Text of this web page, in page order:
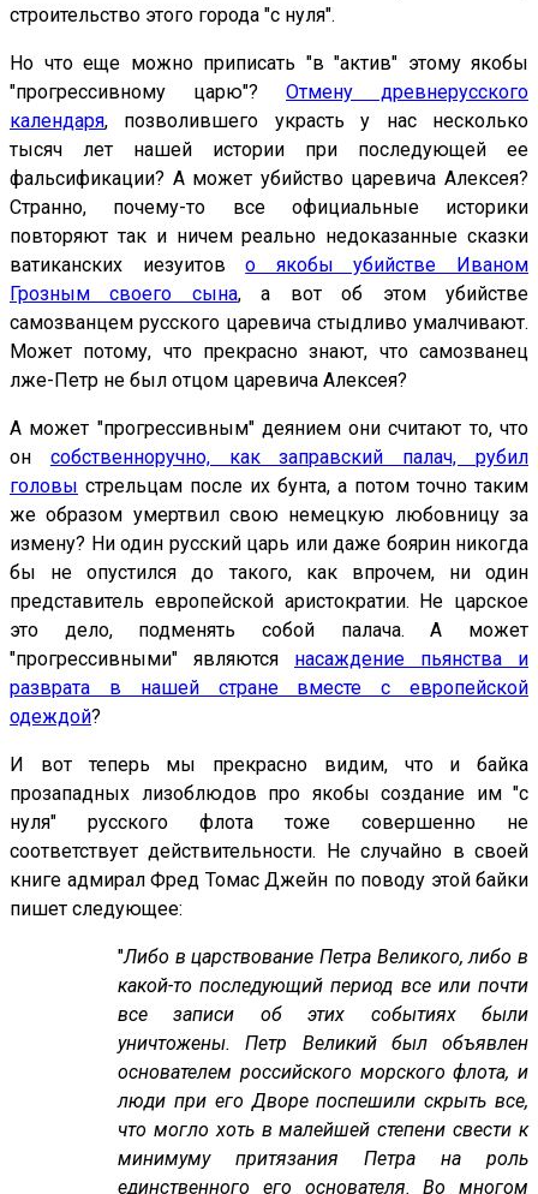
строительство этого города "с нуля".
Но что еще можно приписать "в "актив" этому якобы
"прогрессивному царю"? Отмену древнерусского
календаря, позволившего украсть у нас несколько
тысяч лет нашей истории при последующей ее
фальсификации? А может убийство царевича Алексея?
Странно, почему-то все официальные историки
повторяют так и ничем реально недоказанные сказки
ватиканских иезуитово якобы убийстве Иваном
Грозным своего сына, а вот об этом убийстве
самозванцем русского царевича стыдливо умалчивают.
Может потому, что прекрасно знают, что самозванец
лже-Петр не был отцом царевича Алексея?
А может "прогрессивным" деянием они считают то, что
он собственноручно, как заправский палач, рубил
головы стрельцам после их бунта, а потом точно таким
же образом умертвил свою немецкую любовницу за
измену? Ни один русский царь или даже боярин никогда
бы не опустился до такого, как впрочем, ни один
представитель европейской аристократии. Не царское
это дело, подменять собой палача. А может
"прогрессивными" являются насаждение пьянства и
разврата в нашей стране вместе с европейской
одеждой?
И вот теперь мы прекрасно видим, что и байка
прозападных лизоблюдов про якобы создание им "с
нуля" русского флота тоже совершенно не
соответствует действительности. Не случайно в своей
книге адмирал Фред Томас Джейн по поводу этой байки
пишет следующее:
"Либо в царствование Петра Великого, либо в
какой-то последующий период все или почти
все записи об этих событиях были
уничтожены. Петр Великий был объявлен
основателем российского морского флота, и
люди при его Дворе поспешили скрыть все,
что могло хоть в малейшей степени свести к
минимуму притязания Петра на роль
единственного его основателя. Во многом